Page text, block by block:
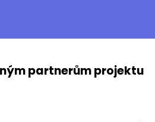
partnerům projektu